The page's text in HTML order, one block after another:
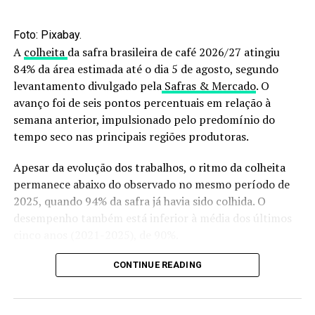
A recomendação preliminar indica que a estruvita pode
ser aplicada sozinha ou em combinação com outros
fertilizantes solúveis. As doses podem variar de 50% a
100%, a depender da cultura e do solo.
Através disso, pesquisadores desenvolveram um tipo de
fertilização organomineral, combinando nutrientes
minerais com matéria orgânica. Em testes, a formulação
combinada obteve resultados 50% maiores nos
primeiros 28 dias, comparadas com a estruvita pura.
Além dos pontos positivos relacionados a agronomia,
“Estamos falando de uma tecnologia nacional, que reduz
Foto: Pixabay.
A colheita da safra brasileira de café 2026/27 atingiu
84% da área estimada até o dia 5 de agosto, segundo
levantamento divulgado pelaSafras & Mercado. O
avanço foi de seis pontos percentuais em relação à
semana anterior, impulsionado pelo predomínio do
tempo seco nas principais regiões produtoras.
Apesar da evolução dos trabalhos, o ritmo da colheita
permanece abaixo do observado no mesmo período de
2025, quando 94% da safra já havia sido colhida. O
desempenho também está inferior à média dos últimos
No segmento de café canéfora (conilon/robusta), a
produção já retirada das lavouras. O índice está em linha
CONTINUE READING